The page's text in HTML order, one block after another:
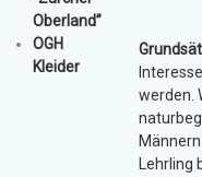
Oberland”
OGH
Kleider
werden.
Lehrling